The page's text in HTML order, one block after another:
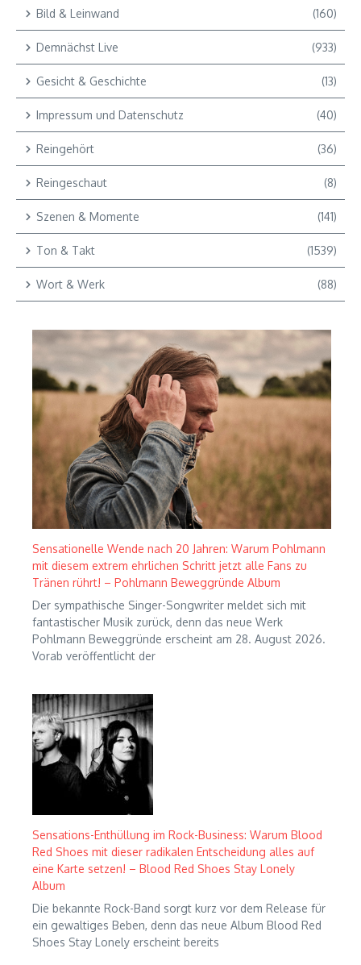
Bild & Leinwand (160)
Demnächst Live (933)
Gesicht & Geschichte (13)
Impressum und Datenschutz (40)
Reingehört (36)
Reingeschaut (8)
Szenen & Momente (141)
Ton & Takt (1539)
Wort & Werk (88)
Sensationelle Wende nach 20 Jahren: Warum Pohlmann
mit diesem extrem ehrlichen Schritt jetzt alle Fans zu
Tränen rührt! – Pohlmann Beweggründe Album
Der sympathische Singer-Songwriter meldet sich mit
fantastischer Musik zurück, denn das neue Werk
Pohlmann Beweggründe erscheint am 28. August 2026.
Vorab veröffentlicht der
Sensations-Enthüllung im Rock-Business: Warum Blood
Red Shoes mit dieser radikalen Entscheidung alles auf
eine Karte setzen! – Blood Red Shoes Stay Lonely
Album
Die bekannte Rock-Band sorgt kurz vor dem Release für
ein gewaltiges Beben, denn das neue Album Blood Red
Shoes Stay Lonely erscheint bereits